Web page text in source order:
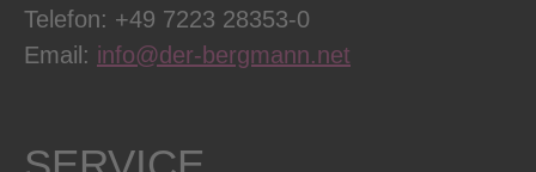
Telefon: +49 7223 28353-0
Email: info@der-bergmann.net